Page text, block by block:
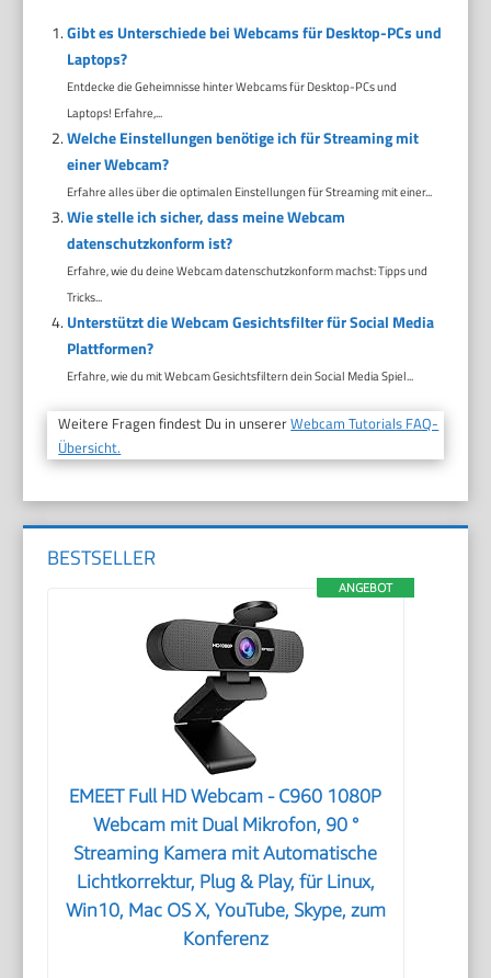
Gibt es Unterschiede bei Webcams für Desktop-PCs und
Laptops?
Entdecke die Geheimnisse hinter Webcams für Desktop-PCs und
Laptops! Erfahre,...
Welche Einstellungen benötige ich für Streaming mit
einer Webcam?
Erfahre alles über die optimalen Einstellungen für Streaming mit einer...
Wie stelle ich sicher, dass meine Webcam
datenschutzkonform ist?
Erfahre, wie du deine Webcam datenschutzkonform machst: Tipps und
Tricks...
Unterstützt die Webcam Gesichtsfilter für Social Media
Plattformen?
Erfahre, wie du mit Webcam Gesichtsfiltern dein Social Media Spiel...
Weitere Fragen findest Du in unsererWebcam Tutorials FAQ-
Übersicht.
BESTSELLER
ANGEBOT
EMEET Full HD Webcam - C960 1080P
Webcam mit Dual Mikrofon, 90 °
Streaming Kamera mit Automatische
Lichtkorrektur, Plug & Play, für Linux,
Win10, Mac OS X, YouTube, Skype, zum
Konferenz